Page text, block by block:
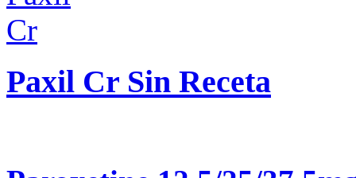
Paxil Cr Sin Receta